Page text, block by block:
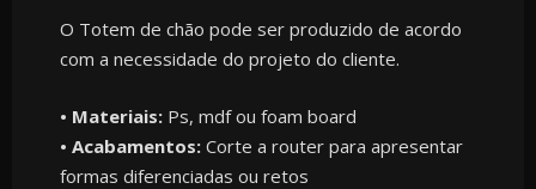
O Totem de chão pode ser produzido de acordo
com a necessidade do projeto do cliente.
• Materiais: Ps, mdf ou foam board
• Acabamentos: Corte a router para apresentar
formas diferenciadas ou retos